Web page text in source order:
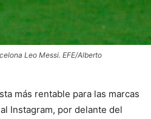
Leo Messi. EFE/Alberto
más rentable para las marcas
Instagram, por delante del